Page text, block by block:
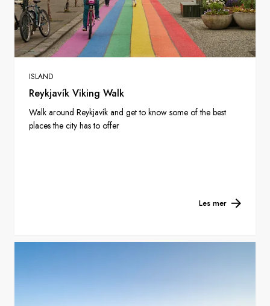
ISLAND
Reykjavík Viking Walk
Walk around Reykjavík and get to know some of the best
places the city has to offer
Les mer